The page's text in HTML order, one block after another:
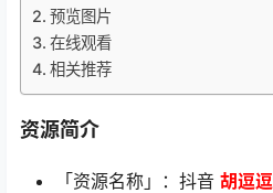
预览图片
在线观看
相关推荐
资源简介
「资源名称」：抖音 胡逗逗